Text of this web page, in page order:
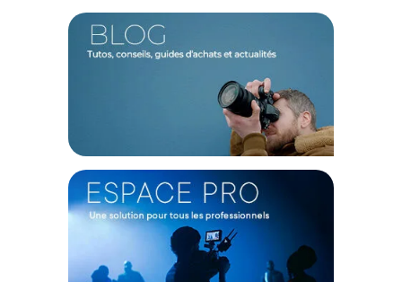
Confort de portage et maintien irréprochable
Les longues sessions de prises de vue avec un équipement
complet exigent un bagage qui accompagne vos
mouvements sans les entraver. Le panneau dorsal bénéficie
d'une généreuse épaisseur de mousse amortissante et
d'une maille hautement respirante, dissipant activement la
chaleur corporelle lors de vos marches prolongées en ville. Si
vous devez courir pour capter la lumière parfaite ou adopter
une posture complexe pour sublimer votre sujet, la sangle de
taille escamotable vient se verrouiller fermement contre vos
hanches pour vous assurer une stabilité de cadrage
Un écrin sur mesure et un bouclier climatique